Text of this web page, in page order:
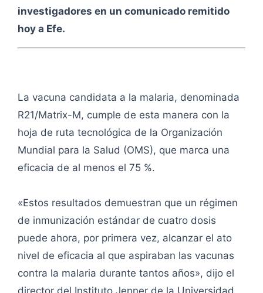
investigadores en un comunicado remitido
hoy a Efe.
La vacuna candidata a la malaria, denominada
R21/Matrix-M, cumple de esta manera con la
hoja de ruta tecnológica de la Organización
Mundial para la Salud (OMS), que marca una
eficacia de al menos el 75 %.
«Estos resultados demuestran que un régimen
de inmunización estándar de cuatro dosis
puede ahora, por primera vez, alcanzar el ato
nivel de eficacia al que aspiraban las vacunas
contra la malaria durante tantos años», dijo el